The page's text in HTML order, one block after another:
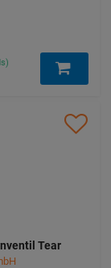
Tear